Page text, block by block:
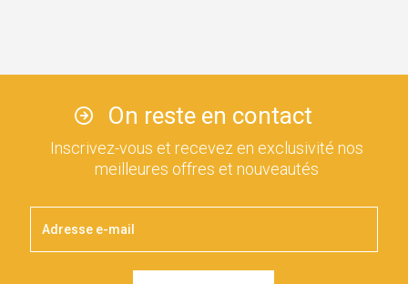
On reste en contact
Inscrivez-vous et recevez en exclusivité nos
meilleures offres et nouveautés